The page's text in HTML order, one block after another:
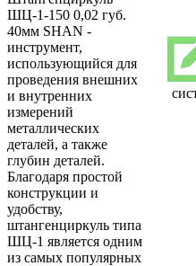
ШЦ-1-150 0,02 губ.
40мм SHAN -
инструмент,
использующийся для
проведения внешних
и внутренних
измерений
металлических
деталей, а также
глубин деталей.
Благодаря простой
конструкции и
удобству,
штангенциркуль типа
ШЦ-1 является одним
из самых популярных